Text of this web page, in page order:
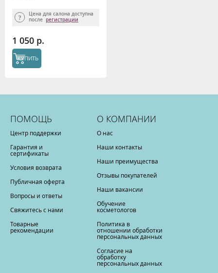
Цена для салона доступна
после регистрации
1 050 р.
КУПИТЬ
ПОМОЩЬ
Центр поддержки
Гарантия и
сертификаты
Условия возврата
Публичная оферта
Вопросы и ответы
Свяжитесь с нами
Товарные
рекомендации
О КОМПАНИИ
О нас
Наши контакты
Наши преимущества
Отзывы покупателей
Наши вакансии
Обучение
косметологов
Политика в
отношении обработки
персональных данных
Согласие на
обработку
персональных данных